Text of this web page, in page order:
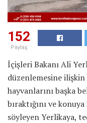
152
Paylaş
İçişleri Bakanı Ali
düzenlemesine
hayvanlarını başka
bıraktığını ve
söyleyen Yerlikaya,